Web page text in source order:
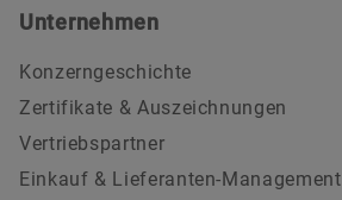
Unternehmen
Konzerngeschichte
Zertifikate & Auszeichnungen
Vertriebspartner
Einkauf & Lieferanten-Management